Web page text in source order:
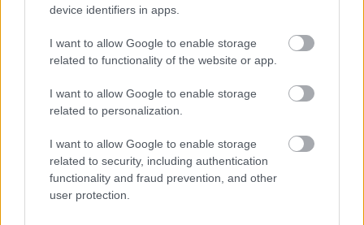
device identifiers in apps.
I want to allow Google to enable storage
related to functionality of the website or app.
I want to allow Google to enable storage
related to personalization.
I want to allow Google to enable storage
related to security, including authentication
functionality and fraud prevention, and other
user protection.
A koncepció szerint egy olyan műhelyben vagyunk,
ahol a két férfi, apa és fia röpülésének fekete
dobozát kinyitva, minden mozzanatból hang, ritmus,
zene lesz. Az akciók, a vizuális elemek csak akkor
működnek, ha zenei funkcióban vannak, ami azt
jelenti, hogy a zenei folyamatot támasztják alá, a
partitúra részévé tudnak válni. Így tehát az akciók is
zenéből születnek, vagy zenévé válnak.”